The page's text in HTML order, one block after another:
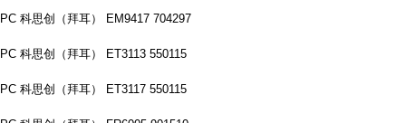
PC 科思创（拜耳） EM9417 704297
PC 科思创（拜耳） ET3113 550115
PC 科思创（拜耳） ET3117 550115